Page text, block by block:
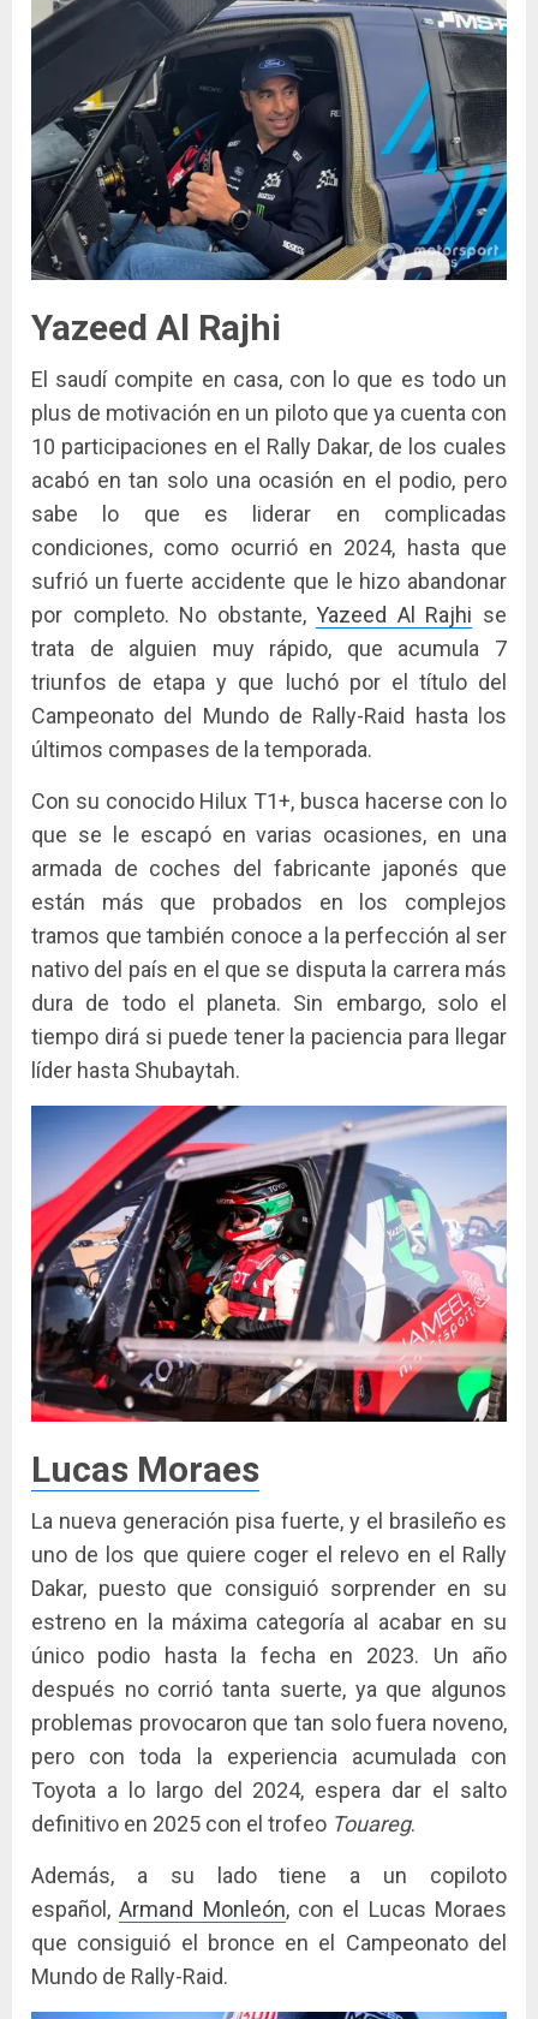
Yazeed Al Rajhi
El saudí compite en casa, con lo que es todo un
plus de motivación en un piloto que ya cuenta con
10 participaciones en el Rally Dakar, de los cuales
acabó en tan solo una ocasión en el podio, pero
sabe lo que es liderar en complicadas
condiciones, como ocurrió en 2024, hasta que
sufrió un fuerte accidente que le hizo abandonar
por completo. No obstante,Yazeed Al Rajhi se
trata de alguien muy rápido, que acumula 7
triunfos de etapa y que luchó por el título del
Campeonato del Mundo de Rally-Raid hasta los
últimos compases de la temporada.
Con su conocido Hilux T1+, busca hacerse con lo
que se le escapó en varias ocasiones, en una
armada de coches del fabricante japonés que
están más que probados en los complejos
tramos que también conoce a la perfección al ser
nativo del país en el que se disputa la carrera más
dura de todo el planeta. Sin embargo, solo el
tiempo dirá si puede tener la paciencia para llegar
líder hasta Shubaytah.
Lucas Moraes
La nueva generación pisa fuerte, y el brasileño es
uno de los que quiere coger el relevo en el Rally
Dakar, puesto que consiguió sorprender en su
estreno en la máxima categoría al acabar en su
único podio hasta la fecha en 2023. Un año
después no corrió tanta suerte, ya que algunos
problemas provocaron que tan solo fuera noveno,
pero con toda la experiencia acumulada con
Toyota a lo largo del 2024, espera dar el salto
definitivo en 2025 con el trofeo Touareg.
Además, a su lado tiene a un copiloto
español,Armand Monleón, con el Lucas Moraes
que consiguió el bronce en el Campeonato del
Mundo de Rally-Raid.